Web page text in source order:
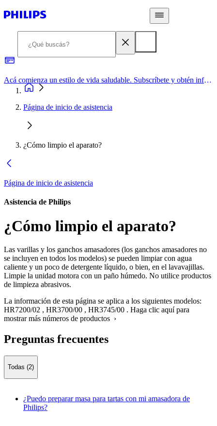
Acá comienza un estilo de vida saludable. Subscríbete y obtén información de primera mano
Página de inicio de asistencia
¿Cómo limpio el aparato?
Página de inicio de asistencia
Asistencia de Philips
¿Cómo limpio el aparato?
Las varillas y los ganchos amasadores (los ganchos amasadores no
se incluyen en todos los modelos) se pueden limpiar con agua
caliente y un poco de detergente líquido, o bien, en el lavavajillas.
Limpie la unidad motora con un paño húmedo. No utilice productos
de limpieza abrasivos.
La información de esta página se aplica a los siguientes modelos:
HR7200/02 , HR3700/00 , HR3745/00 . Haga clic aquí para
mostrar más números de productos ›
Preguntas frecuentes
Todas (2)
¿Puedo preparar masa para tartas con mi amasadora de
Philips?